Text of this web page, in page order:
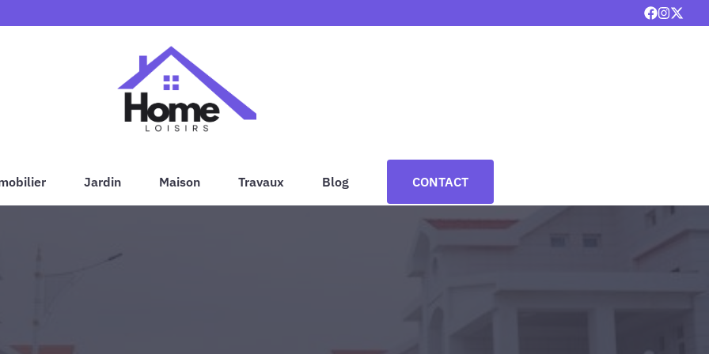
Jardin Maison Travaux Blog CONTACT